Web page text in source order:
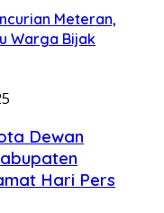
Meteran,
Warga Bijak
Dewan
Hari Pers